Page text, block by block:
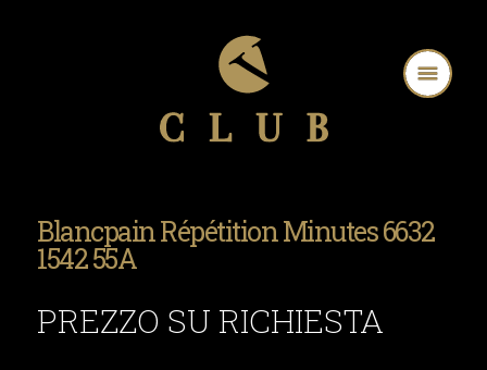
Blancpain Répétition Minutes 6632
1542 55A
PREZZO SU RICHIESTA